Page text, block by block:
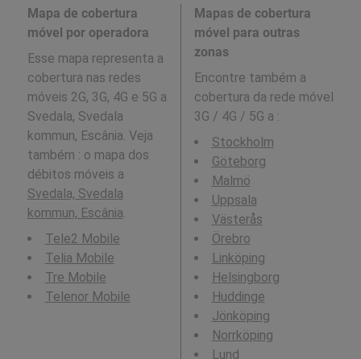
Mapa de cobertura
móvel por operadora
Esse mapa representa a
cobertura nas redes
móveis 2G, 3G, 4G e 5G a
Svedala, Svedala
kommun, Escânia. Veja
também : o mapa dos
débitos móveis a
Svedala, Svedala
kommun, Escânia.
Tele2 Mobile
Telia Mobile
Tre Mobile
Telenor Mobile
Mapas de cobertura
móvel para outras
zonas
Encontre também a
cobertura da rede móvel
3G / 4G / 5G a :
Stockholm
Göteborg
Malmö
Uppsala
Västerås
Örebro
Linköping
Helsingborg
Huddinge
Jönköping
Norrköping
Lund